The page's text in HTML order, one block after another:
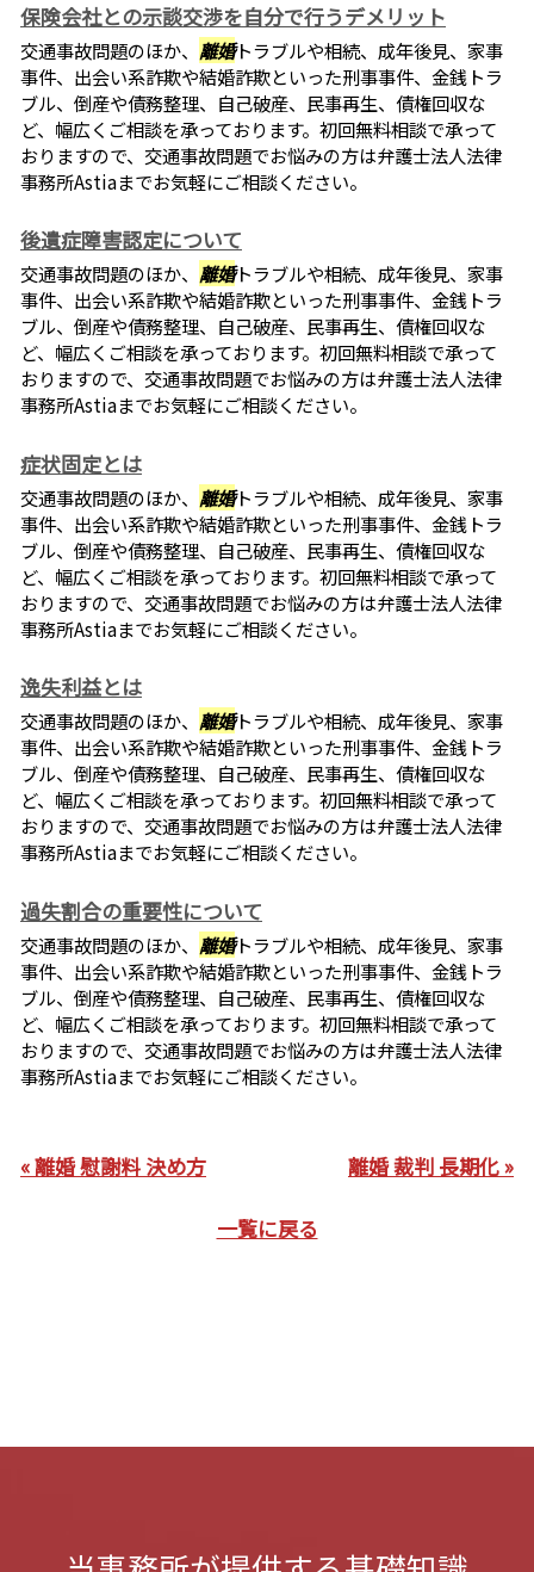
保険会社との示談交渉を自分で行うデメリット
交通事故問題のほか、 離婚トラブルや相続、成年後見、家事
事件、出会い系詐欺や結婚詐欺といった刑事事件、金銭トラ
ブル、倒産や債務整理、自己破産、民事再生、債権回収な
ど、幅広くご相談を承っております。初回無料相談で承って
おりますので、交通事故問題でお悩みの方は弁護士法人法律
事務所Astiaまでお気軽にご相談ください。
後遺症障害認定について
交通事故問題のほか、 離婚トラブルや相続、成年後見、家事
事件、出会い系詐欺や結婚詐欺といった刑事事件、金銭トラ
ブル、倒産や債務整理、自己破産、民事再生、債権回収な
ど、幅広くご相談を承っております。初回無料相談で承って
おりますので、交通事故問題でお悩みの方は弁護士法人法律
事務所Astiaまでお気軽にご相談ください。
症状固定とは
交通事故問題のほか、 離婚トラブルや相続、成年後見、家事
事件、出会い系詐欺や結婚詐欺といった刑事事件、金銭トラ
ブル、倒産や債務整理、自己破産、民事再生、債権回収な
ど、幅広くご相談を承っております。初回無料相談で承って
おりますので、交通事故問題でお悩みの方は弁護士法人法律
事務所Astiaまでお気軽にご相談ください。
逸失利益とは
交通事故問題のほか、 離婚トラブルや相続、成年後見、家事
事件、出会い系詐欺や結婚詐欺といった刑事事件、金銭トラ
ブル、倒産や債務整理、自己破産、民事再生、債権回収な
ど、幅広くご相談を承っております。初回無料相談で承って
おりますので、交通事故問題でお悩みの方は弁護士法人法律
事務所Astiaまでお気軽にご相談ください。
過失割合の重要性について
交通事故問題のほか、 離婚トラブルや相続、成年後見、家事
事件、出会い系詐欺や結婚詐欺といった刑事事件、金銭トラ
ブル、倒産や債務整理、自己破産、民事再生、債権回収な
ど、幅広くご相談を承っております。初回無料相談で承って
おりますので、交通事故問題でお悩みの方は弁護士法人法律
事務所Astiaまでお気軽にご相談ください。
« 離婚 慰謝料 決め方 離婚 裁判 長期化 »
一覧に戻る